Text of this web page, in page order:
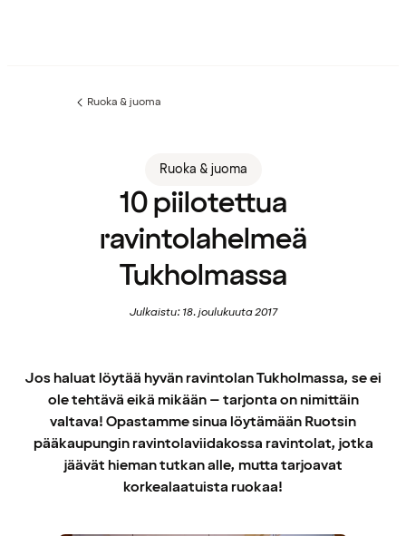
Edellinen
Ruoka & juoma
Ruoka & juoma
10 piilotettua
ravintolahelmeä
Tukholmassa
Julkaistu: 18. joulukuuta 2017
Jos haluat löytää hyvän ravintolan Tukholmassa, se ei
ole tehtävä eikä mikään – tarjonta on nimittäin
valtava! Opastamme sinua löytämään Ruotsin
pääkaupungin ravintolaviidakossa ravintolat, jotka
jäävät hieman tutkan alle, mutta tarjoavat
korkealaatuista ruokaa!